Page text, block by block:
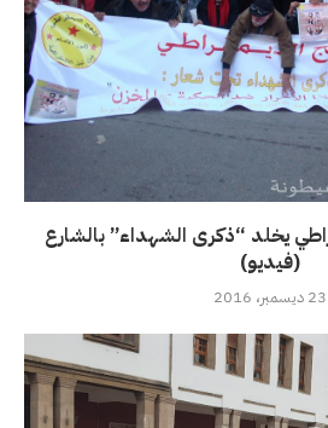
يخلد “ذكرى الشهداء” بالشارع
(فيديو)
23 ديسمبر، 2016